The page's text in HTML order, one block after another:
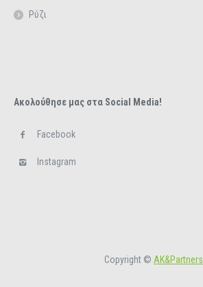
Ρύζι
Ακολούθησε μας στα Social Media!
Facebook
Instagram
Copyright © ΑΚ&Partners